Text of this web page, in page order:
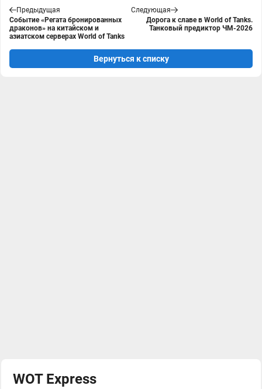
Предыдущая
Событие «Регата бронированных
драконов» на китайском и
азиатском серверах World of Tanks
Следующая
Дорога к славе в World of Tanks.
Танковый предиктор ЧМ-2026
Вернуться к списку
WOT Express